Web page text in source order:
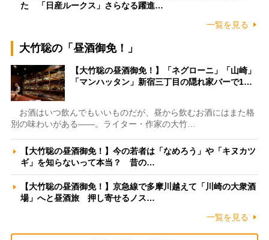
た 「日産ルークス」さらなる躍進…
一覧を見る
大竹聡の「昼酒御免！」
【大竹聡の昼酒御免！】「ネグローニ」「山崎」
「マンハッタン」新宿三丁目の隠れ家バーで1…
お酒はいつ飲んでもいいものだが、昼から飲むお酒にはまた格
別の味わいがある――。ライター・作家の大竹…
【大竹聡の昼酒御免！】今の若者は「なめろう」や「キヌカツ
ギ」を知らないって本当？ 昔の…
【大竹聡の昼酒御免！】京急線で多摩川越えて「川崎の大衆酒
場」へと昼酒旅 押し寄せるノス…
一覧を見る